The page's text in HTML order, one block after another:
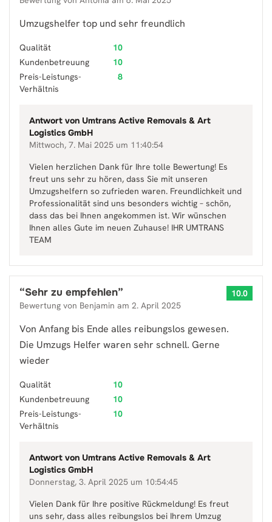
Umzugshelfer top und sehr freundlich
Qualität
10
Kundenbetreuung
10
Preis-Leistungs-
Verhältnis
8
Antwort von Umtrans Active Removals & Art
Logistics GmbH
Mittwoch, 7. Mai 2025 um 11:40:54
Vielen herzlichen Dank für Ihre tolle Bewertung! Es
freut uns sehr zu hören, dass Sie mit unseren
Umzugshelfern so zufrieden waren. Freundlichkeit und
Professionalität sind uns besonders wichtig – schön,
dass das bei Ihnen angekommen ist. Wir wünschen
Ihnen alles Gute im neuen Zuhause! IHR UMTRANS
TEAM
“Sehr zu empfehlen”
Bewertung von Benjamin am 2. April 2025
10.0
Von Anfang bis Ende alles reibungslos gewesen.
Die Umzugs Helfer waren sehr schnell. Gerne
wieder
Qualität
10
Kundenbetreuung
10
Preis-Leistungs-
Verhältnis
10
Antwort von Umtrans Active Removals & Art
Logistics GmbH
Donnerstag, 3. April 2025 um 10:54:45
Vielen Dank für Ihre positive Rückmeldung! Es freut
uns sehr, dass alles reibungslos bei Ihrem Umzug